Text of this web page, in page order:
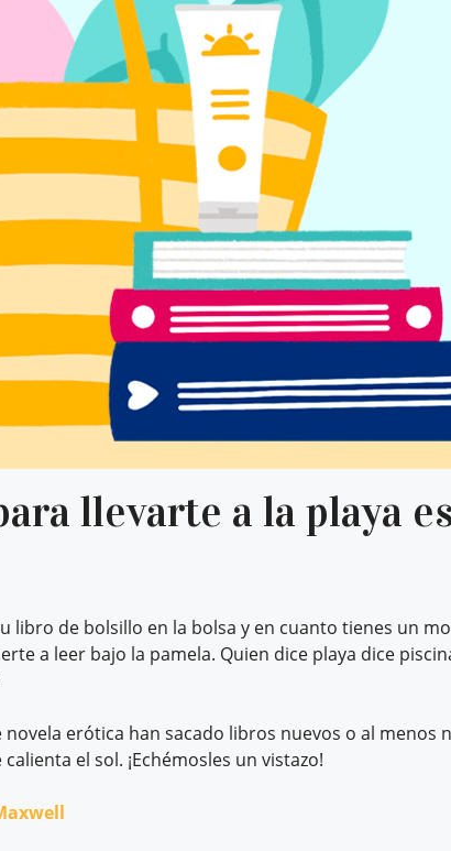
llevarte a la playa
libro de bolsillo en la bolsa y en cuanto tienes un
a leer bajo la pamela. Quien dice playa dice
erótica han sacado libros nuevos o al
el sol. ¡Echémosles un vistazo!